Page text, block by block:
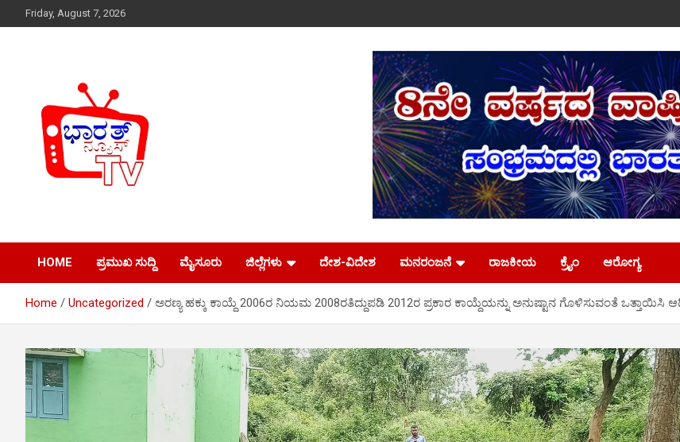
to
Friday, August 7, 2026
HOME ಪ್ರಮುಖ ಸುದ್ದಿ ಮೈಸೂರು ಜಿಲ್ಲೆಗಳು ದೇಶ-ವಿದೇಶ ಮನರಂಜನೆ ರಾಜಕೀಯ ಕ್ರೈಂ ಆರೋಗ್ಯ
Home Uncategorized ಅರಣ್ಯ ಹಕ್ಕು ಕಾಯ್ದೆ 2006ರ ನಿಯಮ 2008ರತಿದ್ದುಪಡಿ 2012ರ ಪ್ರಕಾರ ಕಾಯ್ದೆಯನ್ನು ಅನುಷ್ಟಾನ ಗೊಳಿಸುವಂತೆ ಒತ್ತಾಯಿಸಿ